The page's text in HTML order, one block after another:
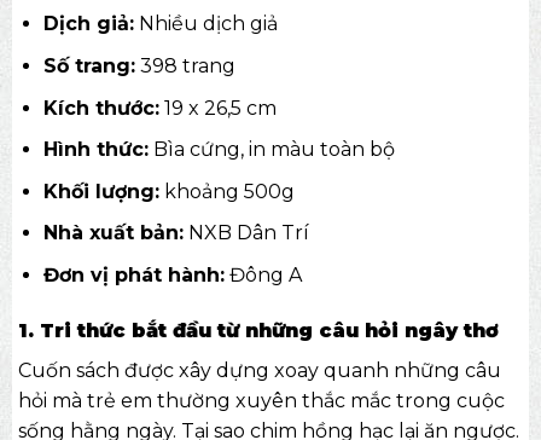
Dịch giả:Nhiều dịch giả
Số trang:398 trang
Kích thước:19 x 26,5 cm
Hình thức:Bìa cứng, in màu toàn bộ
Khối lượng:khoảng 500g
Nhà xuất bản:NXB Dân Trí
Đơn vị phát hành:Đông A
1. Tri thức bắt đầu từ những câu hỏi ngây thơ
Cuốn sách được xây dựng xoay quanh những câu
hỏi mà trẻ em thường xuyên thắc mắc trong cuộc
sống hằng ngày. Tại sao chim hồng hạc lại ăn ngược.